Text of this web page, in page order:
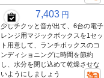
7,403 円
少しチクッと音が出て、6台の電子
レンジ用マジックボックスを1セッ
ト用意して、ランチボックスのコ
ンディショニングに時間を節約
し、水分を閉じ込めて乾燥させな
いようにしましょう